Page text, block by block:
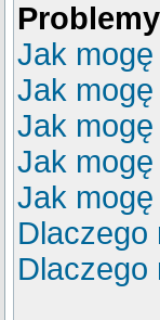
Jak
Jak
Jak
Jak
Jak
Dlaczego
Dlaczego